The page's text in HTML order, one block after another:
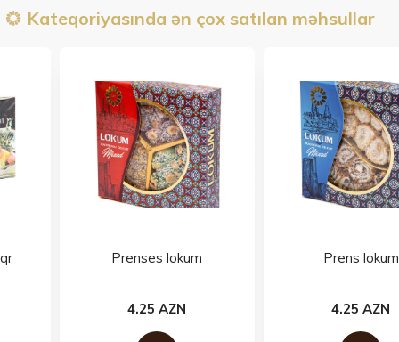
Kateqoriyasında ən çox satılan məhsullar
Prenses lokum Prens lokum